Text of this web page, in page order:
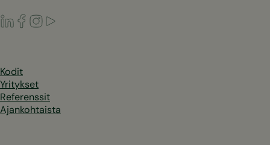
LinkedIn
Facebook
Instagram
Kodit
Yritykset
Referenssit
Ajankohtaista